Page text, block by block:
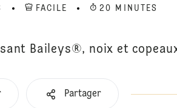
FACILE 20 MINUTES
Baileys®, noix et
Partager